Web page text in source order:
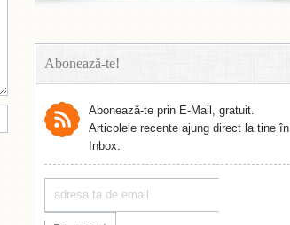
Abonează-te!
Abonează-te prin E-Mail, gratuit.
Articolele recente ajung direct la tine în
Inbox.